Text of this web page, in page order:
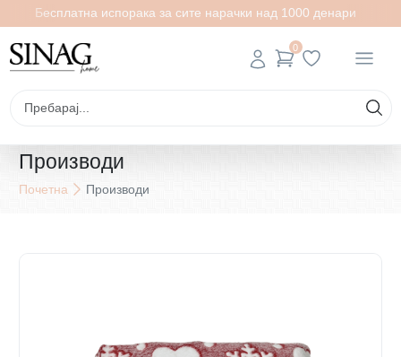
Бесплатна испорака за сите нарачки над 1000 денари
0
Производи
Почетна Производи